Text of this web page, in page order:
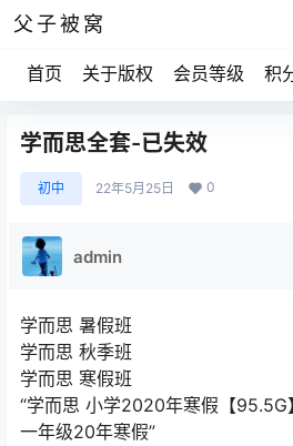
父子被窝
首页 关于版权 会员等级 积
学而思全套-已失效
初中 22年5月25日 0
admin
学而思 暑假班
学而思 秋季班
学而思 寒假班
“学而思 小学2020年寒假【95.5G】
一年级20年寒假”